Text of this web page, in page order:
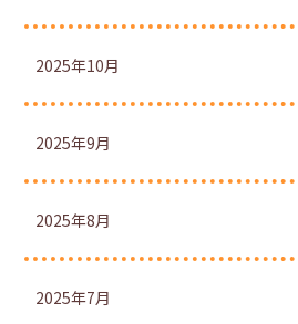
2025年10月
2025年9月
2025年8月
2025年7月